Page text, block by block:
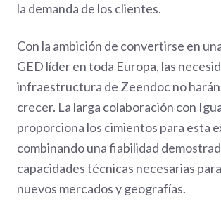
la demanda de los clientes.
Con la ambición de convertirse en
GED líder en toda Europa, las
infraestructura de Zeendoc no harán
crecer. La larga colaboración con
proporciona los cimientos para esta
combinando una fiabilidad
capacidades técnicas necesarias
nuevos mercados y geografías.